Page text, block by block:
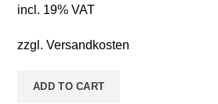
incl. 19% VAT
zzgl. Versandkosten
ADD TO CART